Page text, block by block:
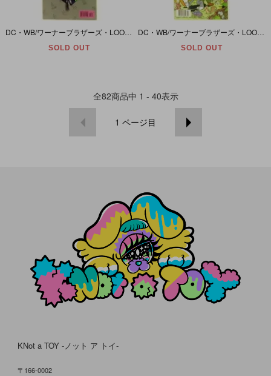
DC・WB/ワーナーブラザーズ・LOONEY TUNES/ルーニーテューンズ #28
SOLD OUT SOLD OUT
全82商品中 1 - 40表示
1 ページ目
KNot a TOY -ノット ア トイ-
〒166-0002